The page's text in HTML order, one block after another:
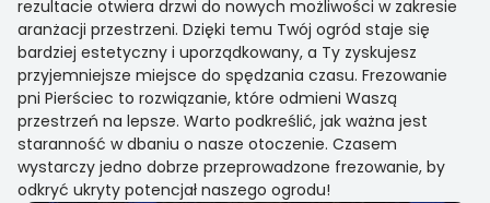
rezultacie otwiera drzwi do nowych możliwości w zakresie
aranżacji przestrzeni. Dzięki temu Twój ogród staje się
bardziej estetyczny i uporządkowany, a Ty zyskujesz
przyjemniejsze miejsce do spędzania czasu. Frezowanie
pni Pierściec to rozwiązanie, które odmieni Waszą
przestrzeń na lepsze. Warto podkreślić, jak ważna jest
staranność w dbaniu o nasze otoczenie. Czasem
wystarczy jedno dobrze przeprowadzone frezowanie, by
odkryć ukryty potencjał naszego ogrodu!